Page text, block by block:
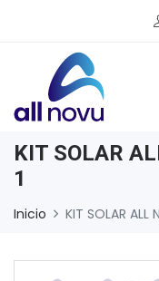
KIT SOLAR
1
Inicio KIT SOLAR ALL